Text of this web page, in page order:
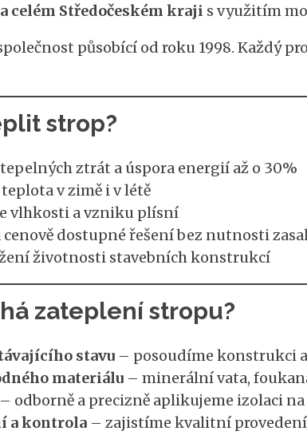
celém Středočeském kraji s využitím
působící od roku 1998. Každý
strop?
ztrát a úspora energií až o 30%
v zimě i v létě
vlhkosti a vzniku plísní
cenově dostupné řešení bez nutnosti
životnosti stavebních konstrukcí
zateplení stropu?
stavu– posoudíme konstrukci
materiálu– minerální vata,
odborně a precizně aplikujeme izolaci
a kontrola– zajistíme kvalitní provedení